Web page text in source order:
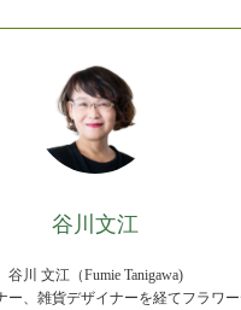
谷川文江
谷川 文江（Fumie Tanigawa)
ー、雑貨デザイナーを経てフラワ